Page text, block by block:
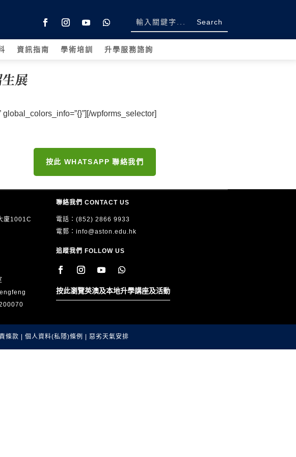
資訊指南 學術培訓 升學服務諮詢
展
wpforms_selector]
按此 WHATSAPP 聯絡我們
廈1001C
聯絡我們 CONTACT US
電話：(852) 2866 9933
電郵： info@aston.edu.hk
追蹤我們 FOLLOW US
按此瀏覽英澳及本地升學講座及活動
條款 個人資料(私隱)條例 惡劣天氣安排